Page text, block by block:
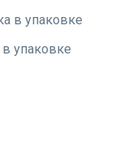
в упаковке
упаковке